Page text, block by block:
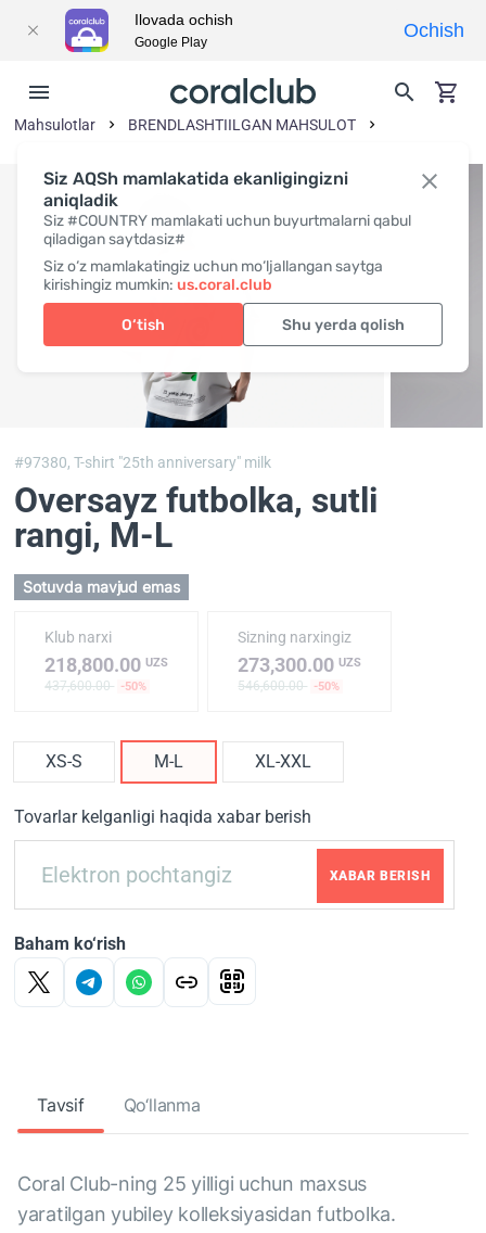
Siz AQSh mamlakatida ekanligingizni
aniqladik
Siz #COUNTRY mamlakati uchun buyurtmalarni qabul
qiladigan saytdasiz#
Siz o‘z mamlakatingiz uchun mo‘ljallangan saytga
kirishingiz mumkin: us.coral.club
O‘tish Shu yerda qolish
Mahsulotlar BRENDLASHTIILGAN MAHSULOT
#97380,T-shirt "25th anniversary" milk
Oversayz futbolka, sutli
rangi, M-L
Sotuvda mavjud emas
Klub narxi
218,800.00 UZS
437,600.00 -50%
Sizning narxingiz
273,300.00UZS
546,600.00 -50%
XS-S M-L XL-XXL
Tovarlar kelganligi haqida xabar berish
XABAR BERISH
Baham ko‘rish
Tavsif Qo‘llanma
Coral Club-ning 25 yilligi uchun maxsus
yaratilgan yubiley kolleksiyasidan futbolka.
Ilovada ochish
Google Play
Ochish